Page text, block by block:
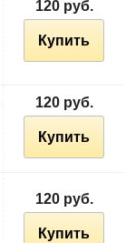
120 руб.
Купить
120 руб.
Купить
120 руб.
Купить